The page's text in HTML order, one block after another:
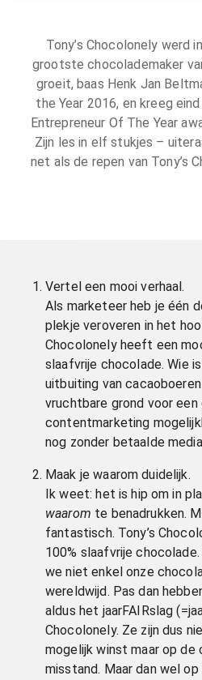
Tony’s Chocolonely werd
grootste chocolademaker
groeit, baas Henk Jan
the Year 2016, en kreeg
Entrepreneur Of The Year
Zijn les in elf stukjes –
net als de repen van Tony’s
Vertel een mooi verhaal.
Als marketeer heb je één
plekje veroveren in het
Chocolonely heeft een
slaafvrije chocolade. Wie
uitbuiting van
vruchtbare grond voor een
contentmarketing
nog zonder betaalde
Maak je waarom duidelijk.
Ik weet: het is hip om in
waarom te benadrukken.
fantastisch. Tony’s
100% slaafvrije
we niet enkel onze
wereldwijd. Pas dan
aldus het jaarFAIRslag
Chocolonely. Ze zijn dus
mogelijk winst maar op de
misstand. Maar dan wel